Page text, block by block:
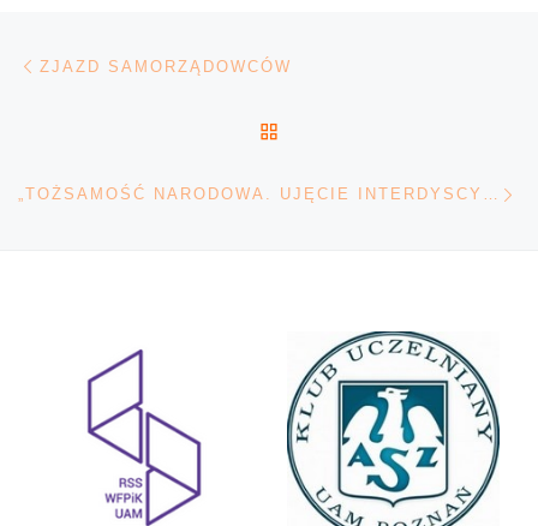
Nawigacja wpisu
ZJAZD SAMORZĄDOWCÓW
„TOŻSAMOŚĆ NARODOWA. UJĘCIE INTERDYSCYPLINARNE”